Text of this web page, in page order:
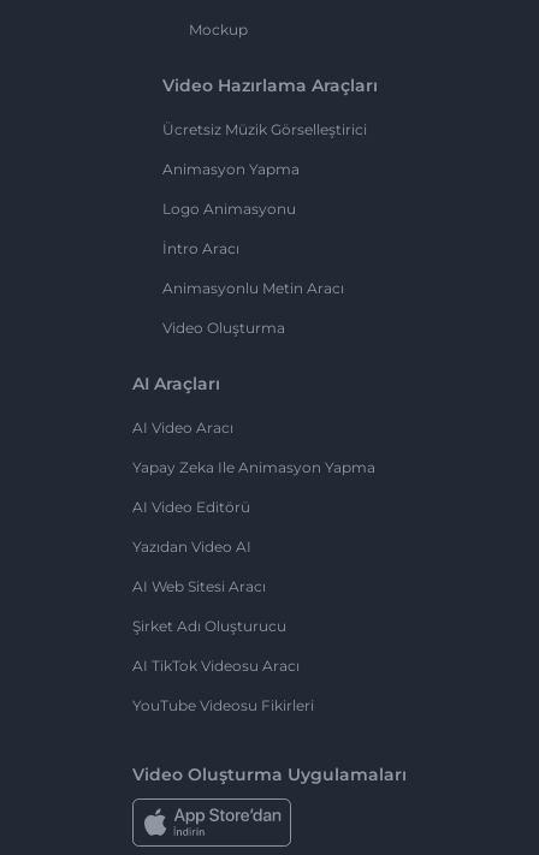
Mockup
Video Hazırlama Araçları
Ücretsiz Müzik Görselleştirici
Animasyon Yapma
Logo Animasyonu
İntro Aracı
Animasyonlu Metin Aracı
Video Oluşturma
AI Araçları
AI Video Aracı
Yapay Zeka Ile Animasyon Yapma
AI Video Editörü
Yazıdan Video AI
AI Web Sitesi Aracı
Şirket Adı Oluşturucu
AI TikTok Videosu Aracı
YouTube Videosu Fikirleri
Video Oluşturma Uygulamaları